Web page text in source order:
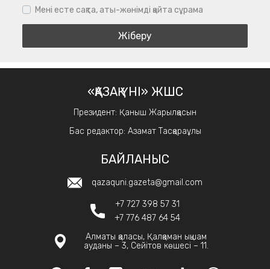
Мені есте сақта, аты-жөнімді қайта сұрама
«ҚАЗАҚ ҮНІ» ЖШС
Президент: Қаныш Жарылқасын
Бас редактор: Азамат Тасқараұлы
БАЙЛАНЫС
qazaquni.gazeta@gmail.com
+7 727 398 57 31
+7 776 487 64 54
Алматы қаласы, Қалқаман ықшам
ауданы – 3, Сейітов көшесі – 11.